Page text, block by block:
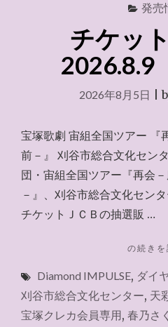
発売
チケッ
2026.8.9
2026年8月5日 |
宝塚歌劇 宙組全国ツアー 『
前－』 刈谷市総合文化セン
団・宙組全国ツアー『再会
－』、刈谷市総合文化セン
チケットＪＣＢの抽選販 …
"チ
ッ
ト
～
の続きを
Diamond IMPULSE, ダイ
刈谷市総合文化センター, 天
宝塚クレカ会員専用, 春乃さ